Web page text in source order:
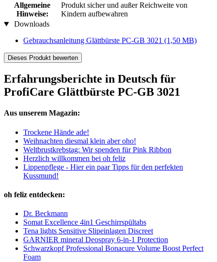
Allgemeine
Hinweise:
Produkt sicher und außer Reichweite von
Kindern aufbewahren
Downloads
Gebrauchsanleitung Glättbürste PC-GB 3021 (1,50 MB)
Dieses Produkt bewerten
Erfahrungsberichte in Deutsch für
ProfiCare Glättbürste PC-GB 3021
Aus unserem Magazin:
Trockene Hände ade!
Weihnachten diesmal klein aber oho!
Weltbrustkrebstag: Wir spenden für Pink Ribbon
Herzlich willkommen bei oh feliz
Lippenpflege - Hier ein paar Tipps für den perfekten
Kussmund!
oh feliz entdecken:
Dr. Beckmann
Somat Excellence 4in1 Geschirrspültabs
Tena lights Sensitive Slipeinlagen Discreet
GARNIER mineral Deospray 6-in-1 Protection
Schwarzkopf Professional Bonacure Volume Boost Perfect
Foam